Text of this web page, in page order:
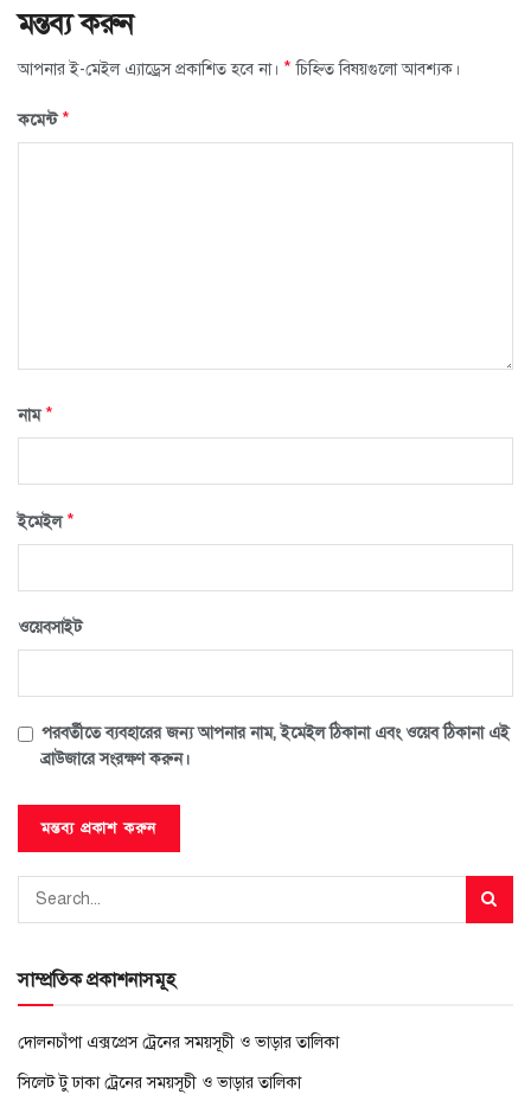
মন্তব্য করুন
আপনার ই-মেইল এ্যাড্রেস প্রকাশিত হবে না। * চিহ্নিত বিষয়গুলো আবশ্যক।
কমেন্ট*
নাম*
ইমেইল*
ওয়েবসাইট
পরবর্তীতে ব্যবহারের জন্য আপনার নাম, ইমেইল ঠিকানা এবং ওয়েব ঠিকানা এই
ব্রাউজারে সংরক্ষণ করুন।
সাম্প্রতিক প্রকাশনাসমূহ
দোলনচাঁপা এক্সপ্রেস ট্রেনের সময়সূচী ও ভাড়ার তালিকা
সিলেট টু ঢাকা ট্রেনের সময়সূচী ও ভাড়ার তালিকা